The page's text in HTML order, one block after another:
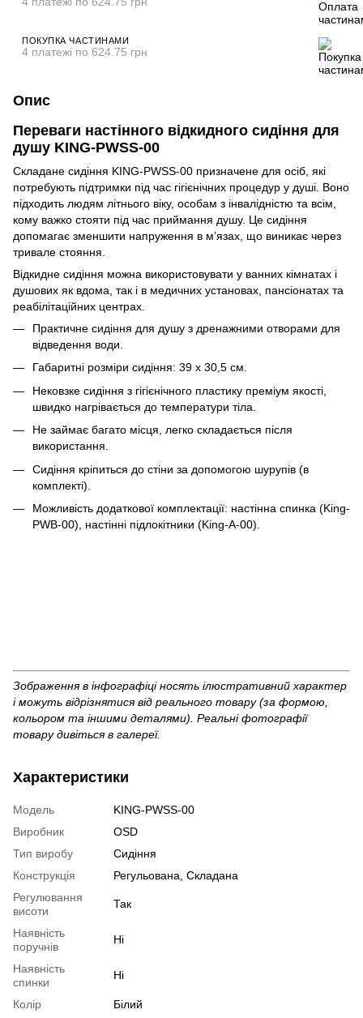
ПОКУПКА ЧАСТИНАМИ
4 платежі по 624.75 грн
Опис
Переваги настінного відкидного сидіння для
душу KING-PWSS-00
Складане сидіння KING-PWSS-00 призначене для осіб, які
потребують підтримки під час гігієнічних процедур у душі. Воно
підходить людям літнього віку, особам з інвалідністю та всім,
кому важко стояти під час приймання душу. Це сидіння
допомагає зменшити напруження в м’язах, що виникає через
тривале стояння.
Відкидне сидіння можна використовувати у ванних кімнатах і
душових як вдома, так і в медичних установах, пансіонатах та
реабілітаційних центрах.
Практичне сидіння для душу з дренажними отворами для
відведення води.
Габаритні розміри сидіння: 39 х 30,5 см.
Нековзке сидіння з гігієнічного пластику преміум якості,
швидко нагрівається до температури тіла.
Не займає багато місця, легко складається після
використання.
Сидіння кріпиться до стіни за допомогою шурупів (в
комплекті).
Можливість додаткової комплектації: настінна спинка (King-
PWB-00), настінні підлокітники (King-A-00).
Зображення в інфографіці носять ілюстративний характер
і можуть відрізнятися від реального товару (за формою,
кольором та іншими деталями). Реальні фотографії
товару дивіться в галереї.
Характеристики
Модель
KING-PWSS-00
Виробник
OSD
Тип виробу
Сидіння
Конструкція
Регульована, Складана
Регулювання
висоти
Так
Наявність
поручнів
Ні
Наявність
спинки
Ні
Колір Білий